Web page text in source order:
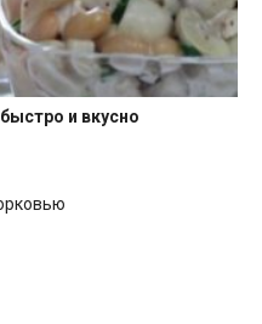
и вкусно